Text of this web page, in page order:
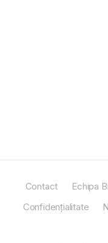
Contact Echipa
Confidențialitate